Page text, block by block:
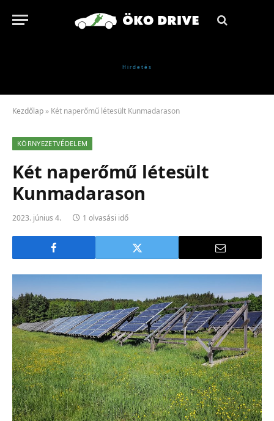
Kezdőlap » Két naperőmű létesült Kunmadarason
KÖRNYEZETVÉDELEM
Két naperőmű létesült
Kunmadarason
2023. június 4. 1 olvasási idő